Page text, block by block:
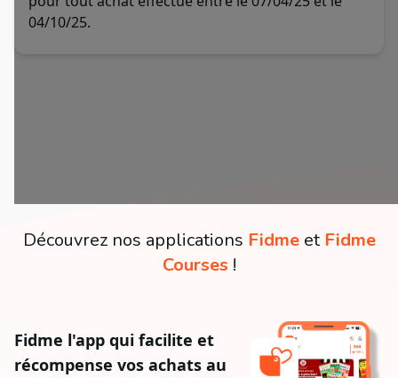
04/10/25.
Découvrez nos applications Fidme et Fidme
Courses !
Fidme l'app qui facilite et
récompense vos achats au